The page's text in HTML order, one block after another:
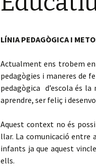
LÍNIA PEDAGÒGICA I
Actualment ens trobem
pedagògies i maneres de
pedagògica d’escola és
aprendre, ser feliç i
Aquest context no és
llar. La comunicació entre
infants ja que aquest
ells.